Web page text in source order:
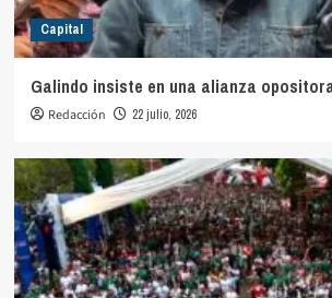
Capital
Galindo insiste en una alianza
Redacción 22 julio, 2026